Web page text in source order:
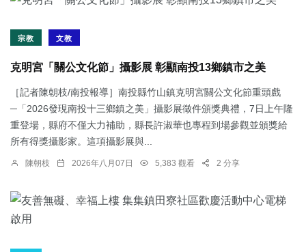
宗教 文教
克明宮「關公文化節」攝影展 彰顯南投13鄉鎮市之美
［記者陳朝枝/南投報導］南投縣竹山鎮克明宮關公文化節重頭戲
─「2026發現南投十三鄉鎮之美」攝影展徵件頒獎典禮，7日上午隆
重登場，縣府不僅大力補助，縣長許淑華也專程到場參觀並頒獎給
所有得獎攝影家。這項攝影展與...
陳朝枝 2026年八月07日 5,383 觀看 2 分享